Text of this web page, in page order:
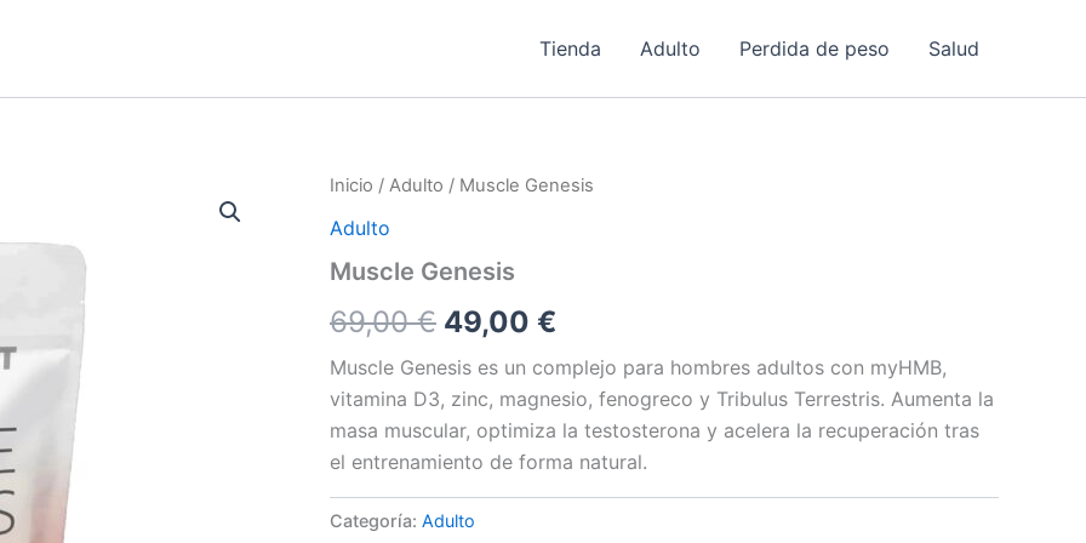
Tienda Adulto Perdida de peso Salud
Inicio / Adulto / Muscle Genesis
Adulto
Muscle Genesis
69,00€ El
precio
original
era:
69,00 €.
49,00 €
precio
actual
es:
49,00 €.
Muscle Genesis es un complejo para hombres adultos con myHMB,
vitamina D3, zinc, magnesio, fenogreco y Tribulus Terrestris. Aumenta la
masa muscular, optimiza la testosterona y acelera la recuperación tras
el entrenamiento de forma natural.
Categoría: Adulto